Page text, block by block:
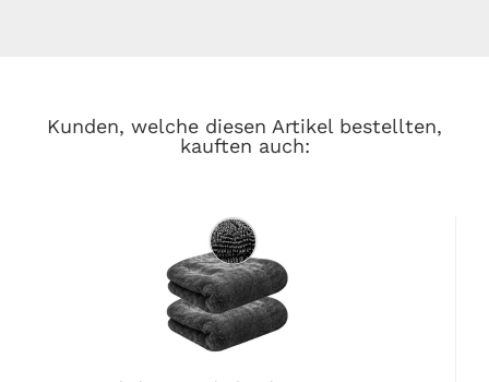
Kunden, welche diesen Artikel bestellten,
kauften auch: